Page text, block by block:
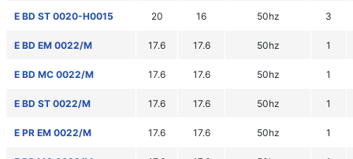
E BD ST 0020-H0015 20 16 50hz 3
E BD EM 0022/M 17.6 17.6 50hz 1
E BD MC 0022/M 17.6 17.6 50hz 1
E BD ST 0022/M 17.6 17.6 50hz 1
E PR EM 0022/M 17.6 17.6 50hz 1